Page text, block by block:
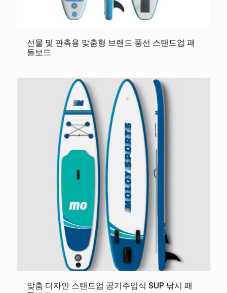
선물 및 판촉용 맞춤형 브랜드 풍선 스탠드업 패
들보드
맞춤 디자인 스탠드업 공기주입식 SUP 낚시 패